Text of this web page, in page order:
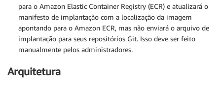
para o Amazon Elastic Container Registry (ECR) e atualizará o
manifesto de implantação com a localização da imagem
apontando para o Amazon ECR, mas não enviará o arquivo de
implantação para seus repositórios Git. Isso deve ser feito
manualmente pelos administradores.
Arquitetura